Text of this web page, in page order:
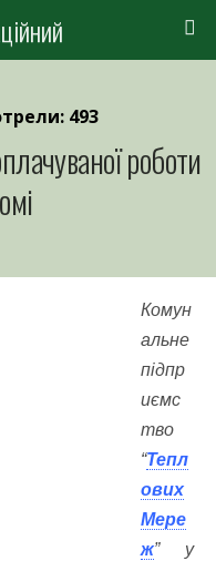
493
роботи
Комун
альне
підпр
иємс
тво
“Тепл
ових
Мере
ж” у